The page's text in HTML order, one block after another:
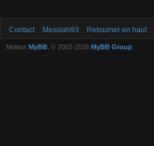
Contact Messiah93 Retourner en haut
Moteur MyBB , © 2002-2026 MyBB Group